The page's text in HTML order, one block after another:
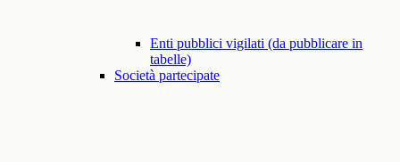
Enti pubblici vigilati (da pubblicare in
tabelle)
Società partecipate